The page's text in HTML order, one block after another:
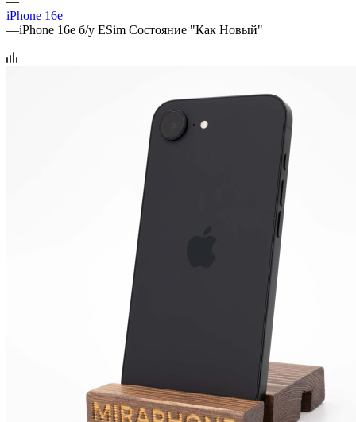
iPhone 16e
—iPhone 16e б/у ESim Состояние "Как Новый"